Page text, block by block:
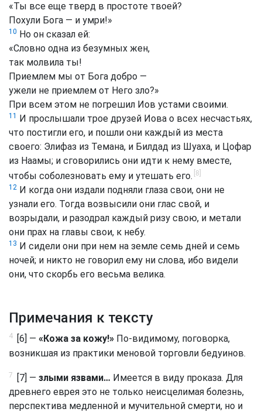
«Ты все еще тверд в простоте твоей?
Похули Бога — и умри!»
10 Но он сказал ей:
«Словно одна из безумных жен,
так молвила ты!
Приемлем мы от Бога добро —
ужели не приемлем от Него зло?»
При всем этом не погрешил Иов устами своими.
11 И прослышали трое друзей Иова ο всех несчастьях,
что постигли его, и пошли они каждый из места
своего: Элифаз из Темана, и Билдад из Шуаха, и Цофар
из Наамы; и сговорились они идти к нему вместе,
чтобы соболезновать ему и утешать его. [8]
12 И когда они издали подняли глаза свои, они не
узнали его. Тогда возвысили они глас свой, и
возрыдали, и разодрал каждый ризу свою, и метали
они прах на главы свои, к небу.
13 И сидели они при нем на земле семь дней и семь
ночей; и никто не говорил ему ни слова, ибо видели
они, что скорбь его весьма велика.
Примечания к тексту
4 [6] — «Кожа за кожу!» По-видимому, поговорка,
возникшая из практики меновой торговли бедуинов.
7 [7] — злыми язвами… Имеется в виду проказа. Для
древнего еврея это не только неисцелимая болезнь,
перспектива медленной и мучительной смерти, но и